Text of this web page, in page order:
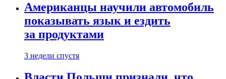
Американцы научили автомобиль
показывать язык и ездить
за продуктами
3 недели спустя